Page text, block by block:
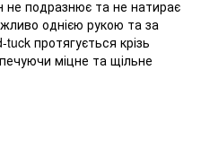
не подразнює та не натирає
однією рукою та за
протягується крізь
міцне та щільне